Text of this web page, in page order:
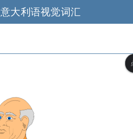
意大利语视觉词汇